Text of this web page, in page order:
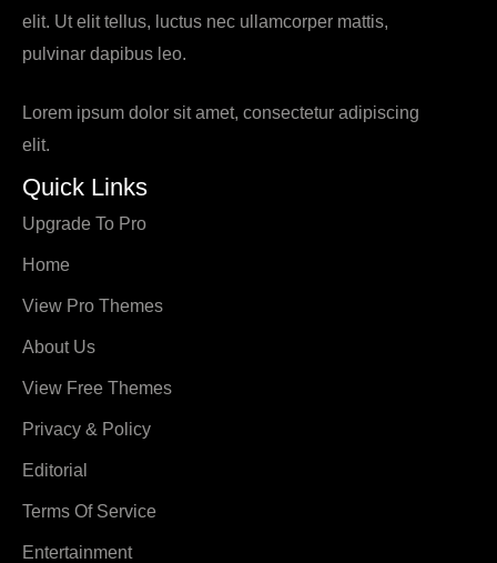
elit. Ut elit tellus, luctus nec ullamcorper mattis,
pulvinar dapibus leo.
Lorem ipsum dolor sit amet, consectetur adipiscing
elit.
Quick Links
Upgrade To Pro
Home
View Pro Themes
About Us
View Free Themes
Privacy & Policy
Editorial
Terms Of Service
Entertainment